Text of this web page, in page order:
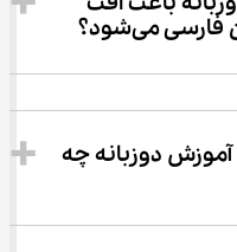
می‌شود؟
دوزبانه چه